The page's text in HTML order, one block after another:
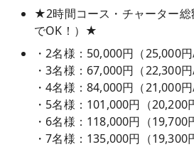
★2時間コース・チャーター総
でOK！）★
・2名様：50,000円（25,000円/
・3名様：67,000円（22,300円/
・4名様：84,000円（21,000円/
・5名様：101,000円（20,200
・6名様：118,000円（19,700
・7名様：135,000円（